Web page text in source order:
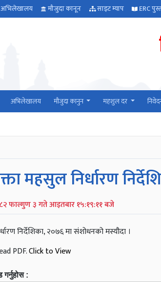
अभिलेखालय मौजुदा कानून साइट म्याप ERC
अभिलेखालय मौजुदा कानुन महशुल दर
महसुल निर्धारण
फाल्गुण ३ गते आइतबार १५:१९:११ बजे
निर्देशिका, २०७६ मा संशोधनको मस्यौदा ।
PDF.Click to View
: